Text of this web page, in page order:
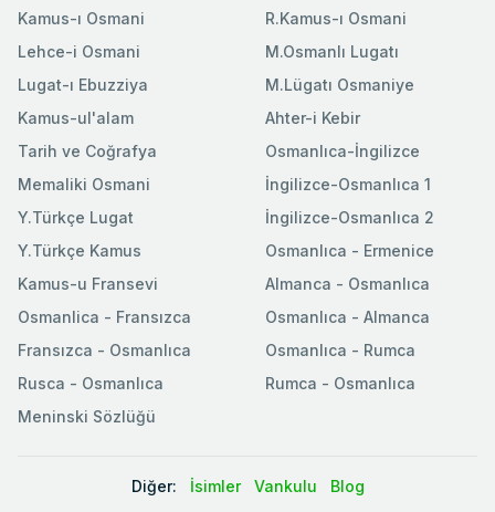
Kamus-ı Osmani
Lehce-i Osmani
Lugat-ı Ebuzziya
R.Kamus-ı Osmani
M.Osmanlı Lugatı
M.Lügatı Osmaniye
Kamus-ul'alam
Tarih ve Coğrafya
Memaliki Osmani
Y.Türkçe Lugat
Y.Türkçe Kamus
Ahter-i Kebir
Osmanlıca-İngilizce
İngilizce-Osmanlıca 1
İngilizce-Osmanlıca 2
Osmanlıca - Ermenice
Kamus-u Fransevi
Osmanlica - Fransızca
Fransızca - Osmanlıca
Rusca - Osmanlıca
Meninski Sözlüğü
Almanca - Osmanlıca
Osmanlıca - Almanca
Osmanlıca - Rumca
Rumca - Osmanlıca
Diğer: İsimler Vankulu Blog